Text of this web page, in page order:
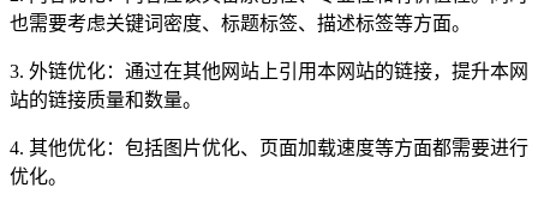
也需要考虑关键词密度、标题标签、描述标签等方面。
3. 外链优化：通过在其他网站上引用本网站的链接，提升本网
站的链接质量和数量。
4. 其他优化：包括图片优化、页面加载速度等方面都需要进行
优化。